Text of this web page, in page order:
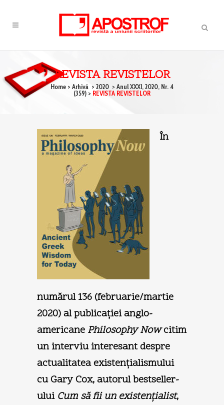
REVISTA REVISTELOR
Home > Arhivă > 2020 > Anul XXXI, 2020, Nr. 4
(359) > REVISTA REVISTELOR
În
numărul 136 (februarie/martie
2020) al publicaţiei anglo-
americane Philosophy Nowcitim
un interviu interesant despre
actualitatea existenţialismului
cu Gary Cox, autorul bestseller-
ului Cum să fii un existenţialist,